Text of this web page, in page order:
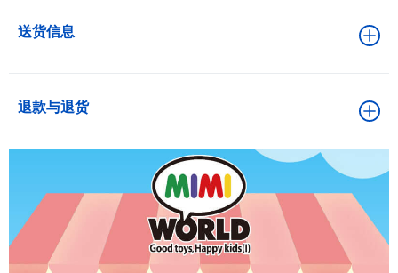
送货信息
退款与退货